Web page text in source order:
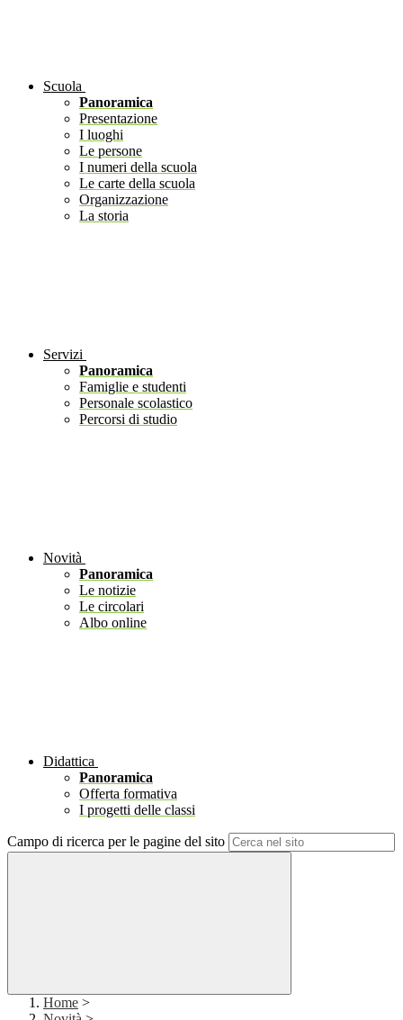
Scuola
Panoramica
Presentazione
I luoghi
Le persone
I numeri della scuola
Le carte della scuola
Organizzazione
La storia
Servizi
Panoramica
Famiglie e studenti
Personale scolastico
Percorsi di studio
Novità
Panoramica
Le notizie
Le circolari
Albo online
Didattica
Panoramica
Offerta formativa
I progetti delle classi
Campo di ricerca per le pagine del sito
Home >